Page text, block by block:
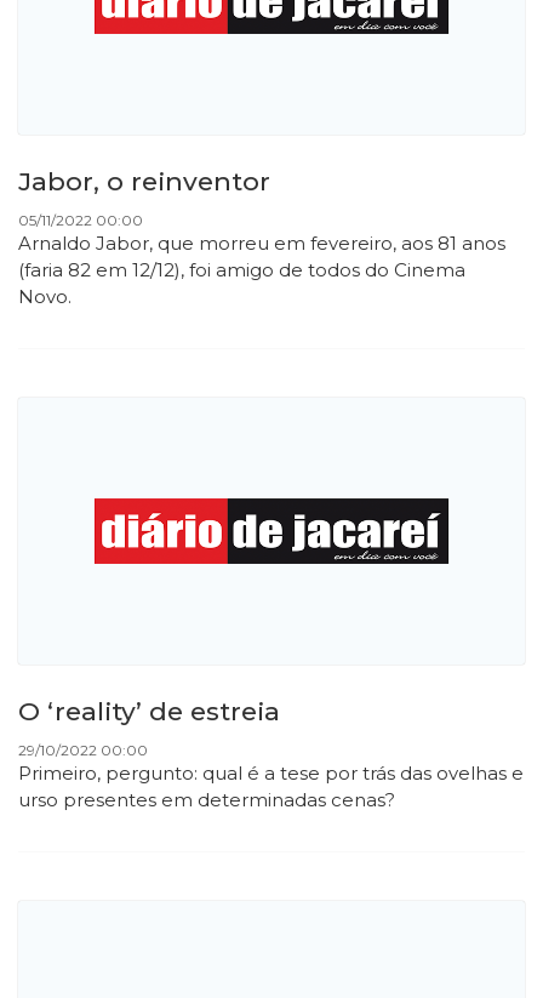
Jabor, o reinventor
05/11/2022 00:00
Arnaldo Jabor, que morreu em fevereiro, aos 81 anos
(faria 82 em 12/12), foi amigo de todos do Cinema
Novo.
O ‘reality’ de estreia
29/10/2022 00:00
Primeiro, pergunto: qual é a tese por trás das ovelhas e
urso presentes em determinadas cenas?